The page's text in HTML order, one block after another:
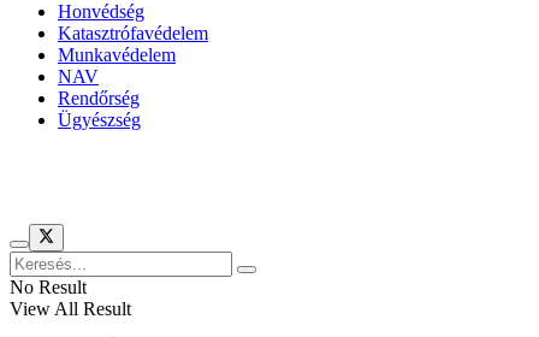
Honvédség
Katasztrófavédelem
Munkavédelem
NAV
Rendőrség
Ügyészség
No Result
View All Result